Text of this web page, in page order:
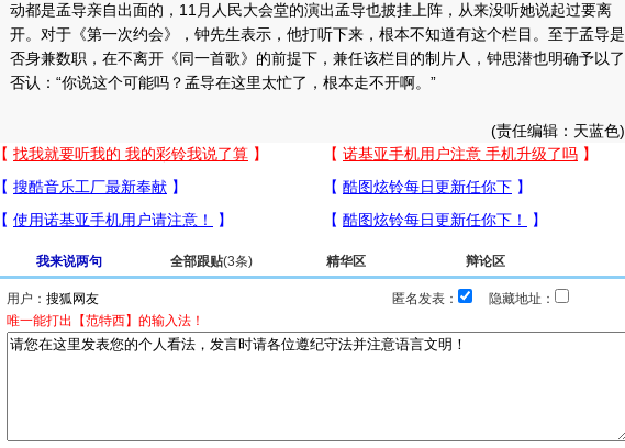
动都是孟导亲自出面的，11月人民大会堂的演出孟导也披挂上阵，从来没听她说起过要离
开。对于《第一次约会》，钟先生表示，他打听下来，根本不知道有这个栏目。至于孟导是
否身兼数职，在不离开《同一首歌》的前提下，兼任该栏目的制片人，钟思潜也明确予以了
否认：“你说这个可能吗？孟导在这里太忙了，根本走不开啊。”
(责任编辑：天蓝色)
我来说两句 全部跟贴(3条) 精华区 辩论区
用户： 匿名发表：
隐藏地址：
唯一能打出【范特西】的输入法！